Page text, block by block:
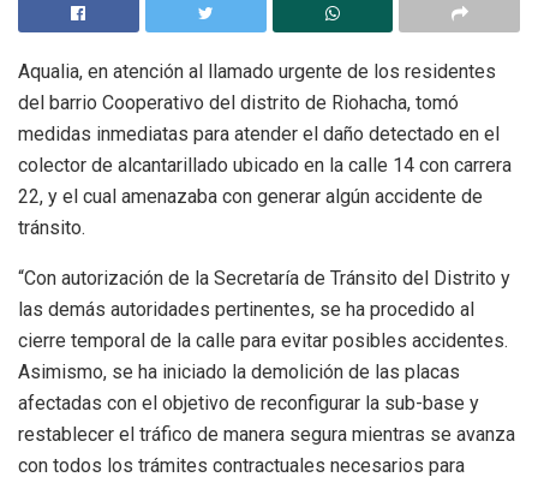
Aqualia, en atención al llamado urgente de los residentes
del barrio Cooperativo del distrito de Riohacha, tomó
medidas inmediatas para atender el daño detectado en el
colector de alcantarillado ubicado en la calle 14 con carrera
22, y el cual amenazaba con generar algún accidente de
tránsito.
“Con autorización de la Secretaría de Tránsito del Distrito y
las demás autoridades pertinentes, se ha procedido al
cierre temporal de la calle para evitar posibles accidentes.
Asimismo, se ha iniciado la demolición de las placas
afectadas con el objetivo de reconfigurar la sub-base y
restablecer el tráfico de manera segura mientras se avanza
con todos los trámites contractuales necesarios para